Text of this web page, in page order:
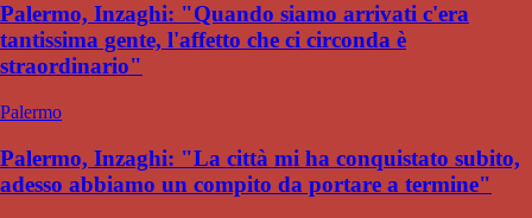
Palermo, Inzaghi: "Quando siamo arrivati c'era
tantissima gente, l'affetto che ci circonda è
straordinario"
Palermo
Palermo, Inzaghi: "La città mi ha conquistato subito,
adesso abbiamo un compito da portare a termine"